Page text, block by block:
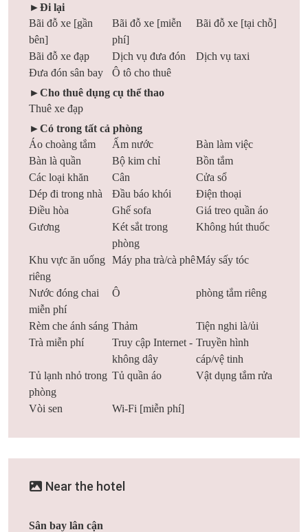
►Đi lại
Bãi đỗ xe [gần
bên]
Bãi đỗ xe [miễn
phí]
Bãi đỗ xe [tại chỗ]
Bãi đỗ xe đạp Dịch vụ đưa đón
Dịch vụ taxi
Đưa đón sân bay
Ô tô cho thuê
►Cho thuê dụng cụ thể thao
Thuê xe đạp
►Có trong tất cả phòng
Áo choàng tắm
Ấm nước
Bàn làm việc
Bàn là quần
Bộ kim chỉ
Bồn tắm
Các loại khăn
Cân
Cửa sổ
Dép đi trong nhà
Đầu báo khói
Điện thoại
Điều hòa
Ghế sofa
Giá treo quần áo
Gương
Két sắt trong
phòng
Không hút thuốc
Khu vực ăn uống
riêng
Máy pha trà/cà phêMáy sấy tóc
Nước đóng chai
miễn phí
Ô phòng tắm riêng
Rèm che ánh sáng Thảm
Tiện nghi là/ủi
Trà miễn phí
Truy cập Internet -
không dây
Truyền hình
cáp/vệ tinh
Tủ lạnh nhỏ trong
phòng
Tủ quần áo Vật dụng tắm rửa
Vòi sen Wi-Fi [miễn phí]
Near the hotel
Sân bay lân cận